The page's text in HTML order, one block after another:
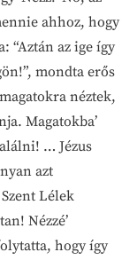
ahhoz, hogy
“Aztán az ige így
mondta erős
néztek,
Magatokba’
… Jézus
azt
Lélek
Nézzé’
hogy így